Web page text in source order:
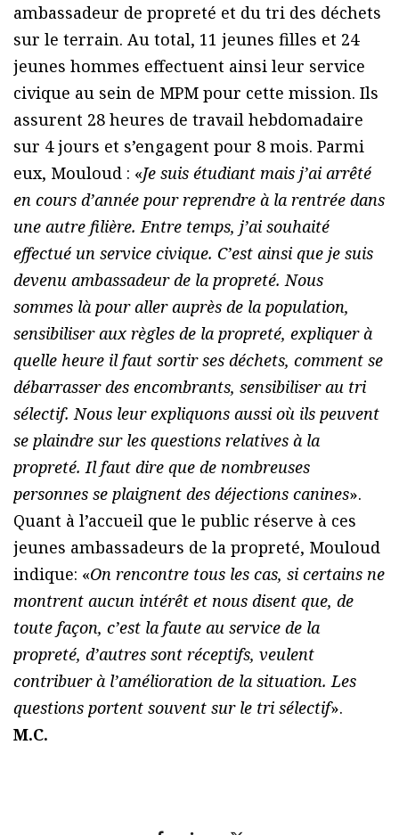
ambassadeur de propreté et du tri des déchets
sur le terrain. Au total, 11 jeunes filles et 24
jeunes hommes effectuent ainsi leur service
civique au sein de MPM pour cette mission. Ils
assurent 28 heures de travail hebdomadaire
sur 4 jours et s’engagent pour 8 mois. Parmi
eux, Mouloud : «Je suis étudiant mais j’ai arrêté
en cours d’année pour reprendre à la rentrée dans
une autre filière. Entre temps, j’ai souhaité
effectué un service civique. C’est ainsi que je suis
devenu ambassadeur de la propreté. Nous
sommes là pour aller auprès de la population,
sensibiliser aux règles de la propreté, expliquer à
quelle heure il faut sortir ses déchets, comment se
débarrasser des encombrants, sensibiliser au tri
sélectif. Nous leur expliquons aussi où ils peuvent
se plaindre sur les questions relatives à la
propreté. Il faut dire que de nombreuses
personnes se plaignent des déjections canines».
Quant à l’accueil que le public réserve à ces
jeunes ambassadeurs de la propreté, Mouloud
indique: «On rencontre tous les cas, si certains ne
montrent aucun intérêt et nous disent que, de
toute façon, c’est la faute au service de la
propreté, d’autres sont réceptifs, veulent
contribuer à l’amélioration de la situation. Les
questions portent souvent sur le tri sélectif».
M.C.